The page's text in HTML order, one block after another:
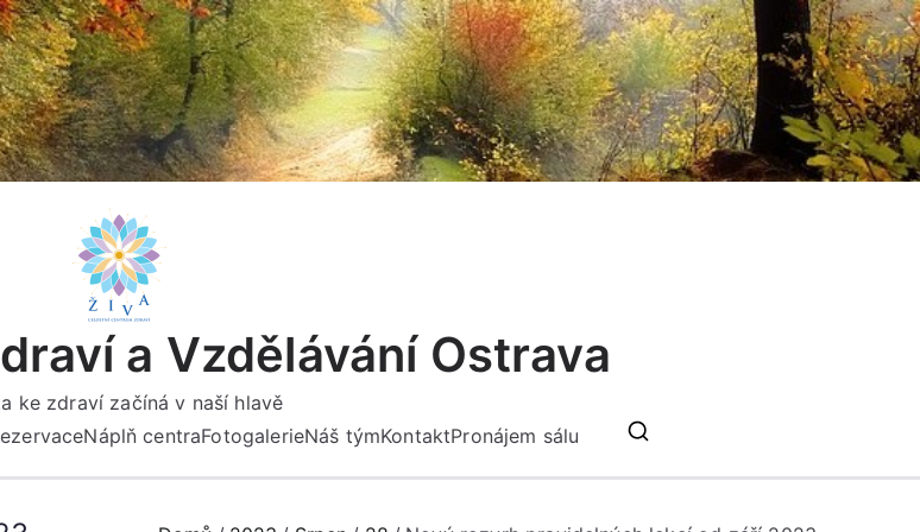
a Vzdělávání Ostrava
ke zdraví začíná v naší hlavě
Náplň centraFotogalerieNáš týmKontaktPronájem sálu